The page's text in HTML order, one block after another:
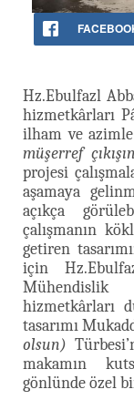
Hz.Ebulfazl
hizmetkârları
ilham ve
müşerref
projesi
aşamaya
açıkça
çalışmanın
getiren
için
Mühendislik
hizmetkârları
tasarımı
olsun)
makamın
gönlünde özel